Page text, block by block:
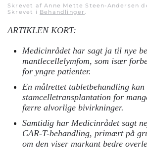
Skrevet af Anne Mette Steen-Andersen
Skrevet i Behandlinger.
ARTIKLEN KORT:
Medicinrådet har sagt ja til nye
mantlecellelymfom, som især
for yngre patienter.
En målrettet tabletbehandling kan
stamcelletransplantation for
færre alvorlige bivirkninger.
Samtidig har Medicinrådet sagt
CAR-T-behandling, primært på
om den viser markant bedre